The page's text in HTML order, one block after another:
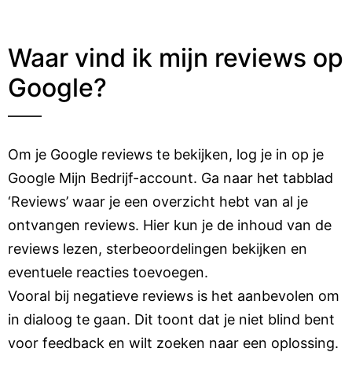
Waar vind ik mijn reviews op
Google?
Om je Google reviews te bekijken, log je in op je
Google Mijn Bedrijf-account. Ga naar het tabblad
‘Reviews’ waar je een overzicht hebt van al je
ontvangen reviews. Hier kun je de inhoud van de
reviews lezen, sterbeoordelingen bekijken en
eventuele reacties toevoegen.
Vooral bij negatieve reviews is het aanbevolen om
in dialoog te gaan. Dit toont dat je niet blind bent
voor feedback en wilt zoeken naar een oplossing.